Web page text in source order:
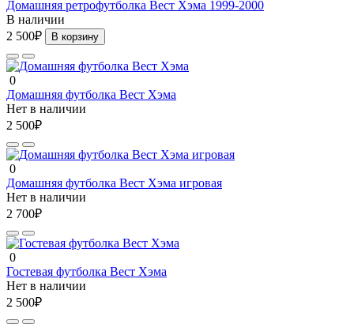
Домашняя ретрофутболка Вест Хэма 1999-2000
В наличии
2 500₽
В корзину
0
Домашняя футболка Вест Хэма
Нет в наличии
2 500₽
0
Домашняя футболка Вест Хэма игровая
Нет в наличии
2 700₽
0
Гостевая футболка Вест Хэма
Нет в наличии
2 500₽